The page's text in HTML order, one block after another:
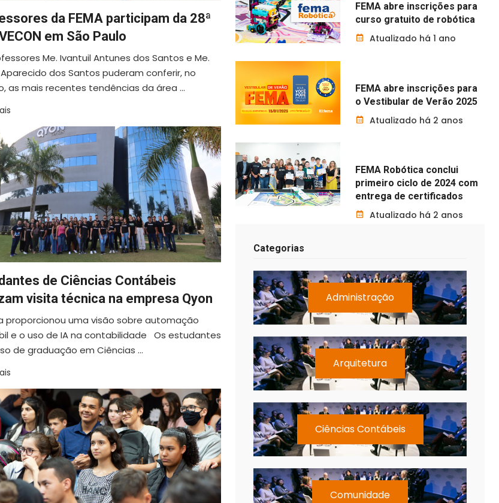
da FEMA participam da 28ª
em São Paulo
Me. Ivantuil Antunes dos Santos e Me.
dos Santos puderam conferir, no
as mais recentes tendências da área ...
de Ciências Contábeis
visita técnica na empresa Qyon
proporcionou uma visão sobre automação
e o uso de IA na contabilidade Os estudantes
de graduação em Ciências ...
FEMA abre inscrições para
curso gratuito de robótica
Atualizado há 1 ano
FEMA abre inscrições para
o Vestibular de Verão 2025
Atualizado há 2 anos
FEMA Robótica conclui
primeiro ciclo de 2024 com
entrega de certificados
Atualizado há 2 anos
Categorias
Administração
Arquitetura
Ciências Contábeis
Comunidade